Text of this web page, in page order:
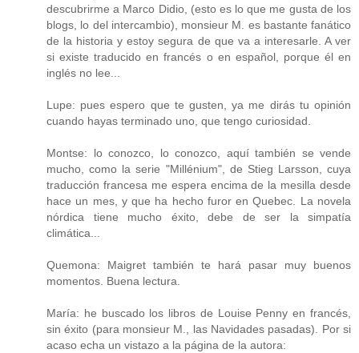
descubrirme a Marco Didio, (esto es lo que me gusta de los
blogs, lo del intercambio), monsieur M. es bastante fanático
de la historia y estoy segura de que va a interesarle. A ver
si existe traducido en francés o en español, porque él en
inglés no lee...
Lupe: pues espero que te gusten, ya me dirás tu opinión
cuando hayas terminado uno, que tengo curiosidad.
Montse: lo conozco, lo conozco, aquí también se vende
mucho, como la serie "Millénium", de Stieg Larsson, cuya
traducción francesa me espera encima de la mesilla desde
hace un mes, y que ha hecho furor en Quebec. La novela
nórdica tiene mucho éxito, debe de ser la simpatía
climática...
Quemona: Maigret también te hará pasar muy buenos
momentos. Buena lectura.
María: he buscado los libros de Louise Penny en francés,
sin éxito (para monsieur M., las Navidades pasadas). Por si
acaso echa un vistazo a la página de la autora: